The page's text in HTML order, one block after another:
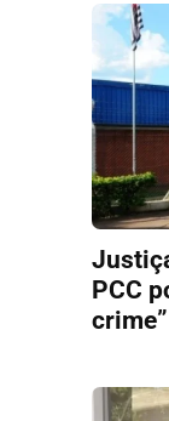
PCC
crime”